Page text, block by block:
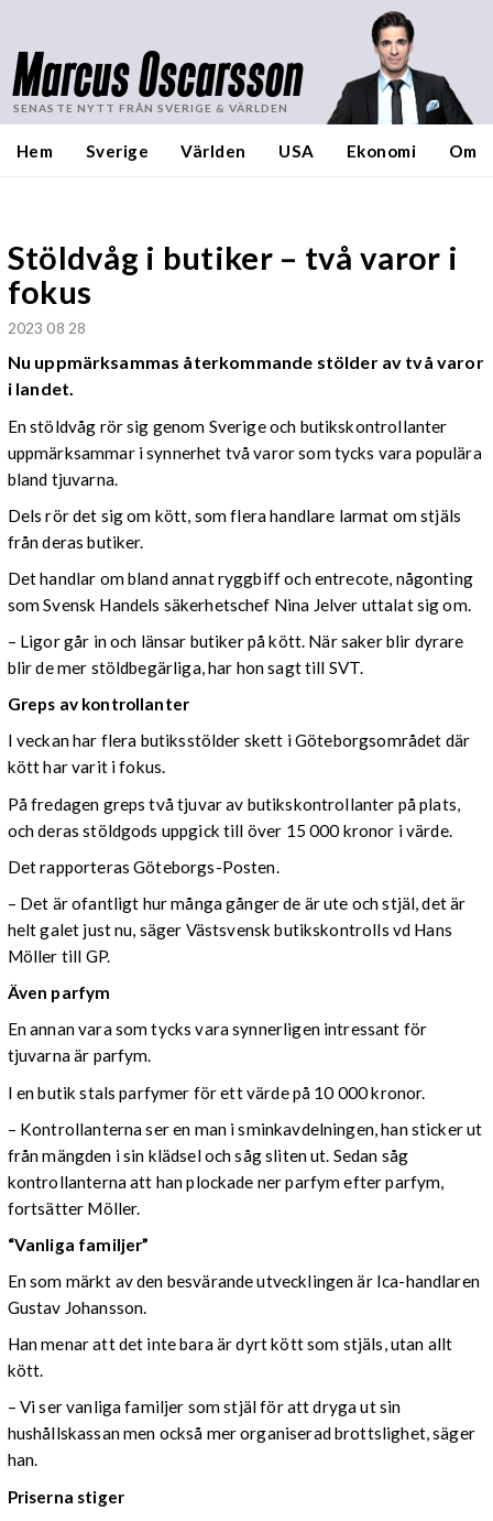
Marcus Oscarsson
SENASTE NYTT FRÅN SVERIGE & VÄRLDEN
Hem Sverige Världen USA Ekonomi Om
Stöldvåg i butiker – två varor i
fokus
2023 08 28
Nu uppmärksammas återkommande stölder av två varor
i landet.
En stöldvåg rör sig genom Sverige och butikskontrollanter
uppmärksammar i synnerhet två varor som tycks vara populära
bland tjuvarna.
Dels rör det sig om kött, som flera handlare larmat om stjäls
från deras butiker.
Det handlar om bland annat ryggbiff och entrecote, någonting
som Svensk Handels säkerhetschef Nina Jelver uttalat sig om.
– Ligor går in och länsar butiker på kött. När saker blir dyrare
blir de mer stöldbegärliga, har hon sagt till SVT.
Greps av kontrollanter
I veckan har flera butiksstölder skett i Göteborgsområdet där
kött har varit i fokus.
På fredagen greps två tjuvar av butikskontrollanter på plats,
och deras stöldgods uppgick till över 15 000 kronor i värde.
Det rapporteras Göteborgs-Posten.
– Det är ofantligt hur många gånger de är ute och stjäl, det är
helt galet just nu, säger Västsvensk butikskontrolls vd Hans
Möller till GP.
Även parfym
En annan vara som tycks vara synnerligen intressant för
tjuvarna är parfym.
I en butik stals parfymer för ett värde på 10 000 kronor.
– Kontrollanterna ser en man i sminkavdelningen, han sticker ut
från mängden i sin klädsel och såg sliten ut. Sedan såg
kontrollanterna att han plockade ner parfym efter parfym,
fortsätter Möller.
“Vanliga familjer”
En som märkt av den besvärande utvecklingen är Ica-handlaren
Gustav Johansson.
Han menar att det inte bara är dyrt kött som stjäls, utan allt
kött.
– Vi ser vanliga familjer som stjäl för att dryga ut sin
hushållskassan men också mer organiserad brottslighet, säger
han.
Priserna stiger